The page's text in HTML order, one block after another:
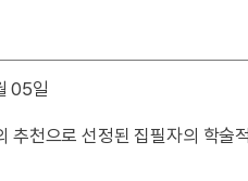
05일
추천으로 선정된 집필자의 학